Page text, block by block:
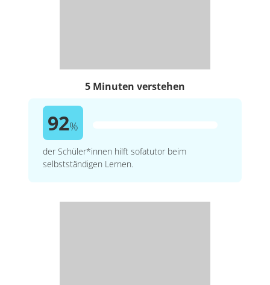
5 Minuten verstehen
92%
der Schüler*innen hilft sofatutor beim
selbstständigen Lernen.